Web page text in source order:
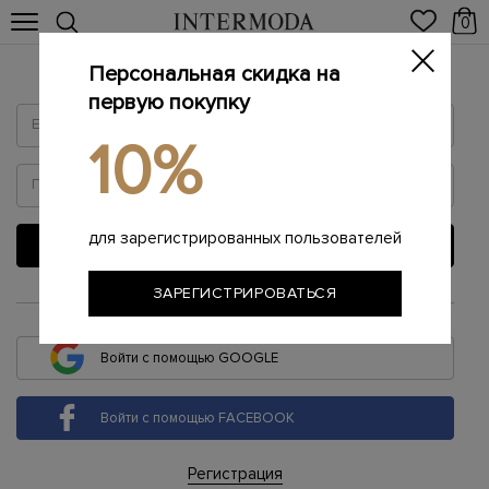
0
Войти
ВОЙТИ
или
Войти с помощью GOOGLE
Войти с помощью FACEBOOK
Регистрация
Персональная скидка на
первую покупку
10%
для зарегистрированных пользователей
ЗАРЕГИСТРИРОВАТЬСЯ